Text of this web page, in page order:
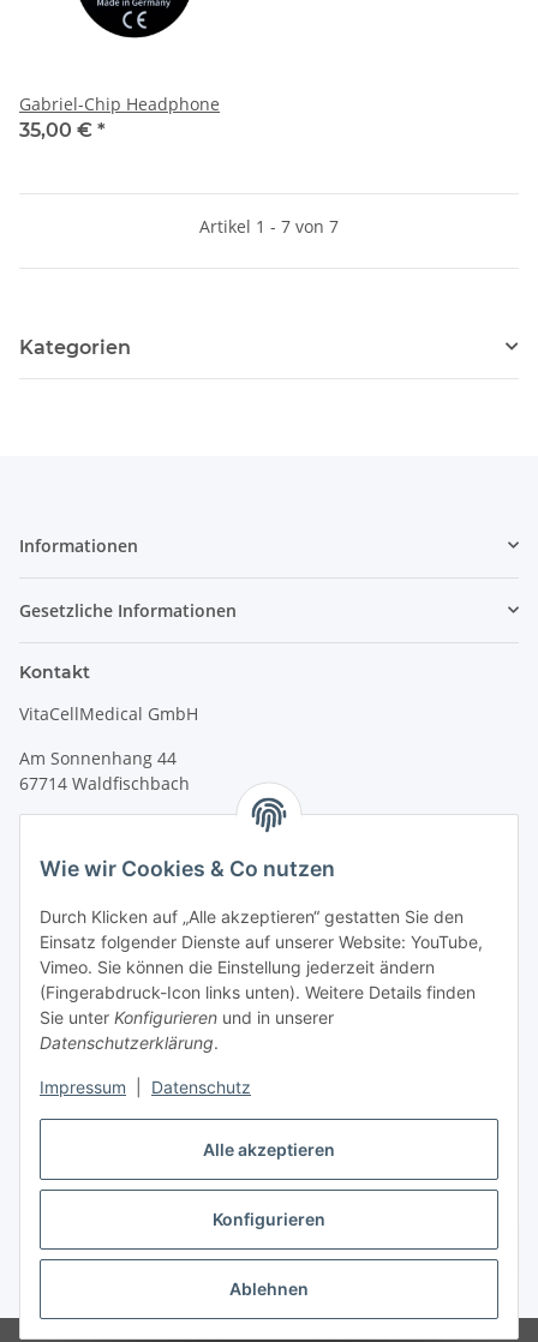
Alle akzeptieren
Konfigurieren
Ablehnen
Wie wir Cookies & Co nutzen
Durch Klicken auf „Alle akzeptieren“ gestatten Sie den
Einsatz folgender Dienste auf unserer Website: YouTube,
Vimeo. Sie können die Einstellung jederzeit ändern
(Fingerabdruck-Icon links unten). Weitere Details finden
Sie unter Konfigurieren und in unserer
Datenschutzerklärung.
Impressum Datenschutz
Gabriel-Chip Headphone
35,00 € *
Artikel 1 - 7 von 7
Kategorien
Informationen
Gesetzliche Informationen
Kontakt
VitaCellMedical GmbH
Am Sonnenhang 44
67714 Waldfischbach
info@vitacellmedical.com
Erreichbarkeit
Mo – Fr 08:00 Uhr – 17:00 Uhr
Außerhalb dieser Zeit unterinfo@vitacellmedical.com
Sie möchten, dass wir Sie besuchen?
Ihre Terminvorschläge >>>
Vertrag widerrufen
Vertrag widerrufen
* Alle Preise inkl. gesetzlicher USt., zzgl.Versand